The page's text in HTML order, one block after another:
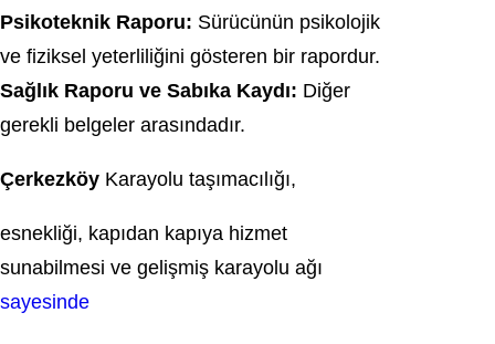
Psikoteknik Raporu: Sürücünün psikolojik
ve fiziksel yeterliliğini gösteren bir rapordur.
Sağlık Raporu ve Sabıka Kaydı: Diğer
gerekli belgeler arasındadır.
Çerkezköy Karayolu taşımacılığı,
esnekliği, kapıdan kapıya hizmet
sunabilmesi ve gelişmiş karayolu ağı
sayesinde